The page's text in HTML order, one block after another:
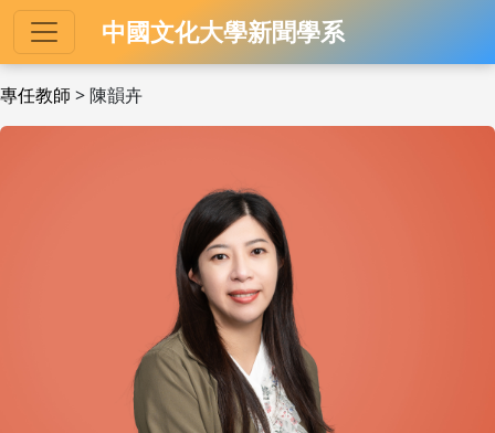
中國文化大學新聞學系
專任教師 > 陳韻卉